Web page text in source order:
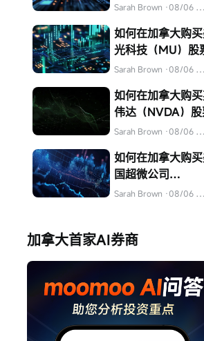
Sarah Brown ·08/06 04:32
如何在加拿大购
光科技（MU）股
Sarah Brown ·08/06 04:32
如何在加拿大购
伟达（NVDA）
Sarah Brown ·08/06 04:31
如何在加拿大购
国超微公司
（AMD）的股票
Sarah Brown ·08/06 04:32
加拿大首家AI券商